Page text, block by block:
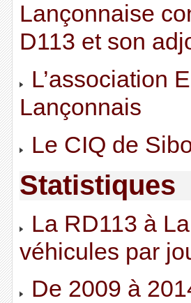
Lançonnaise
D113 et son
L’association
Lançonnais
Le CIQ de
Statistiques
La RD113 à
véhicules par
De 2009 à